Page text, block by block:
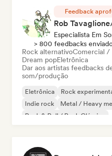
Feedback
Rob
Especialista Em
> 800 feedbacks
Rock alternativoComercial /
Dream popEletrônica
Dar aos artistas feedbacks
som/produção
Eletrônica Rock
Indie rock
Metal / Heavy
Rock & Roll / Rock Clássico